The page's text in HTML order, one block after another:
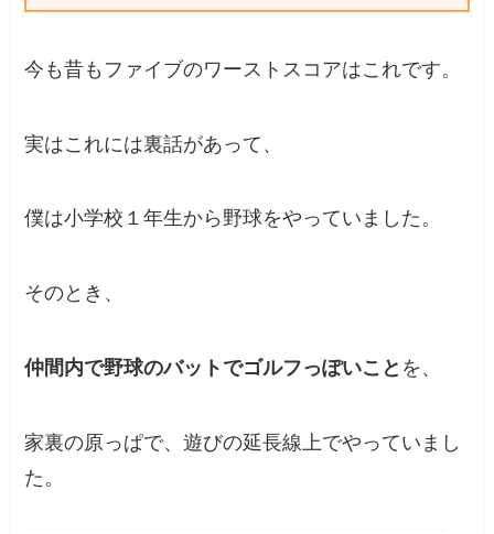
今も昔もファイブのワーストスコアはこれです。
実はこれには裏話があって、
僕は小学校１年生から野球をやっていました。
そのとき、
仲間内で野球のバットでゴルフっぽいこと を、
家裏の原っぱで、遊びの延長線上でやっていまし
た。